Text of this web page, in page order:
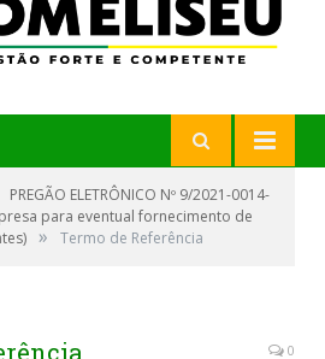
PREGÃO ELETRÔNICO Nº 9/2021-0014-
para eventual fornecimento de
» Termo de Referência
0